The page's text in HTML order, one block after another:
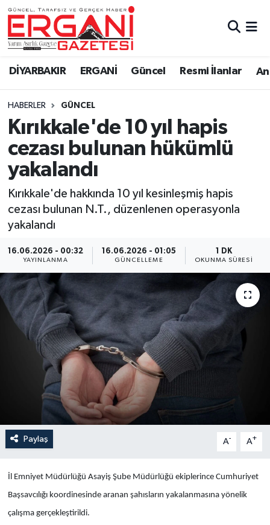
DİYARBAKIR ERGANİ Güncel Resmi İlanlar
HABERLER GÜNCEL
Kırıkkale'de 10 yıl hapis
cezası bulunan hükümlü
yakalandı
Kırıkkale'de hakkında 10 yıl kesinleşmiş hapis
cezası bulunan N.T., düzenlenen operasyonla
yakalandı
16.06.2026 - 00:32
YAYINLANMA
16.06.2026 - 01:05
GÜNCELLEME
1 DK
OKUNMA SÜRESI
Paylaş A- A+
İl Emniyet Müdürlüğü Asayiş Şube Müdürlüğü ekiplerince Cumhuriyet
Başsavcılığı koordinesinde aranan şahısların yakalanmasına yönelik
çalışma gerçekleştirildi.
DİYARBAKIR
BİSMİL
BAĞLAR
ERGANİ
Güncel
Resmi İlanlar
Sağlık
Si̇yaset
Spor
Yaşam
Anali̇z
Bi̇li̇m & Teknoloji̇
Dünya
Eği̇ti̇m
Ergani Nöbetçi Eczaneler
Ergani Hava Durumu
Ergani Trafik Yoğunluk Haritası
Süper Lig Puan Durumu ve Fikstür
Tüm Manşetler
Son Dakika Haberleri
Haber Arşivi